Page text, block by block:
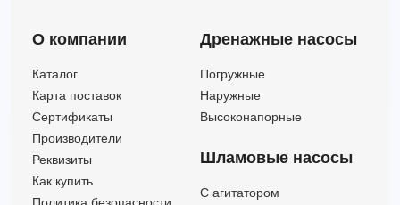
EVMS32 3-0LF5HQGQ1EG E (Артикул 3815122003)
EVMS32 3-2LF5BQ1EG E (Артикул 3815120203)
EVMS32 3-2LF5BQ1EG E/5.5 (Артикул 27151202034)
EVMS32 3-2LF5BQ1VG V (Артикул 3815121203)
EVMS32 3-2LF5BQ1VG V/5.5 (Артикул 27151212034)
О компании
Каталог
Карта поставок
Сертификаты
Производители
Реквизиты
Как купить
Дренажные насосы
Погружные
Наружные
Высоконапорные
Шламовые насосы
C агитатором